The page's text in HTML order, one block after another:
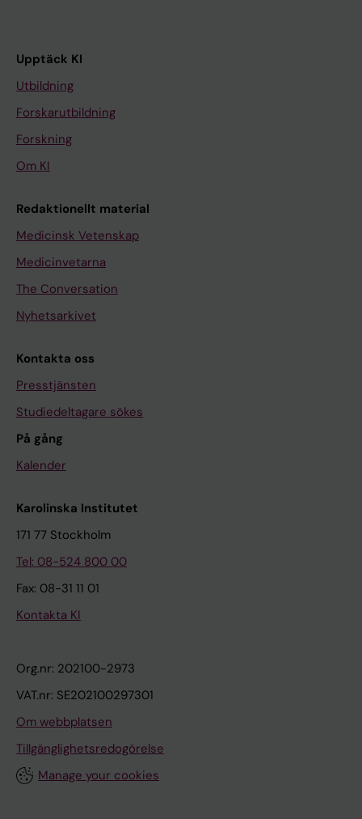
Upptäck KI
Utbildning
Forskarutbildning
Forskning
Om KI
Redaktionellt material
Medicinsk Vetenskap
Medicinvetarna
The Conversation
Nyhetsarkivet
Kontakta oss
Presstjänsten
Studiedeltagare sökes
På gång
Kalender
Karolinska Institutet
171 77 Stockholm
Tel: 08-524 800 00
Fax: 08-31 11 01
Kontakta KI
Org.nr: 202100-2973
VAT.nr: SE202100297301
Om webbplatsen
Tillgänglighetsredogörelse
Manage your cookies